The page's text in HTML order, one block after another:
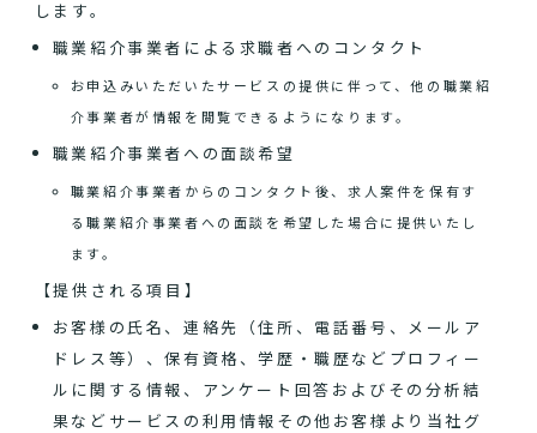
します。
職業紹介事業者による求職者へのコンタクト
お申込みいただいたサービスの提供に伴って、他の職業紹
介事業者が情報を閲覧できるようになります。
職業紹介事業者への面談希望
職業紹介事業者からのコンタクト後、求人案件を保有す
る職業紹介事業者への面談を希望した場合に提供いたし
ます。
【提供される項目】
お客様の氏名、連絡先（住所、電話番号、メールア
ドレス等）、保有資格、学歴・職歴などプロフィー
ルに関する情報、アンケート回答およびその分析結
果などサービスの利用情報その他お客様より当社グ